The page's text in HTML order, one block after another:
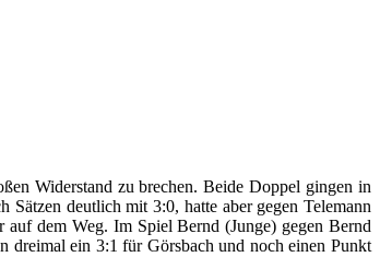
Widerstand zu brechen. Beide Doppel gingen in
deutlich mit 3:0, hatte aber gegen Telemann
dem Weg. Im Spiel Bernd (Junge) gegen Bernd
dreimal ein 3:1 für Görsbach und noch einen Punkt